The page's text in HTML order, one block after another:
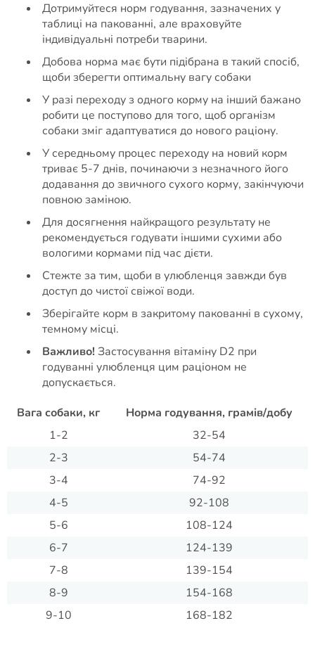
Дотримуйтеся норм годування, зазначених у
таблиці на пакованні, але враховуйте
індивідуальні потреби тварини.
Добова норма має бути підібрана в такий спосіб,
щоби зберегти оптимальну вагу собаки
У разі переходу з одного корму на інший бажано
робити це поступово для того, щоб організм
собаки зміг адаптуватися до нового раціону.
У середньому процес переходу на новий корм
триває 5-7 днів, починаючи з незначного його
додавання до звичного сухого корму, закінчуючи
повною заміною.
Для досягнення найкращого результату не
рекомендується годувати іншими сухими або
вологими кормами під час дієти.
Стежте за тим, щоби в улюбленця завжди був
доступ до чистої свіжої води.
Зберігайте корм в закритому пакованні в сухому,
темному місці.
Важливо! Застосування вітаміну D2 при
годуванні улюбленця цим раціоном не
допускається.
Вага собаки, кг
Норма годування, грамів/добу
1-2
32-54
2-3
54-74
3-4
74-92
4-5
92-108
5-6
108-124
6-7
124-139
7-8
139-154
8-9
154-168
9-10
168-182